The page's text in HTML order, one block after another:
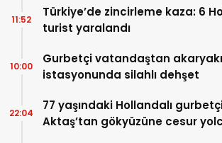
Türkiye’de zincirleme kaza: 6
turist yaralandı
11:52
Gurbetçi vatandaştan
istasyonunda silahlı dehşet
10:00
77 yaşındaki Hollandalı
Aktaş’tan gökyüzüne cesur
22:04